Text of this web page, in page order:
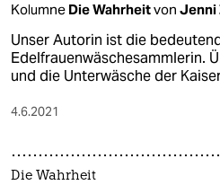
Kolumne Die Wahrheitvon Jenni
Unser Autorin ist die
Edelfrauenwäschesammlerin.
und die Unterwäsche der
4.6.2021
Die Wahrheit